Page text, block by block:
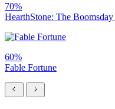
70%
HearthStone: The
60%
Fable Fortune